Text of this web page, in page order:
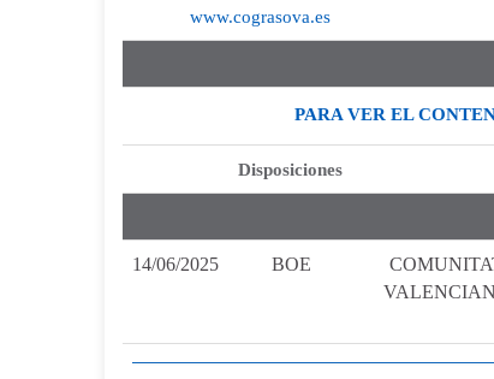
www.cograsova.es
PARA VER EL
Disposiciones
14/06/2025 BOE